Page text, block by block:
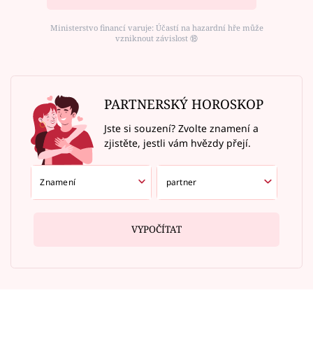
Ministerstvo financí varuje: Účastí na hazardní hře může
vzniknout závislost ⑱
PARTNERSKÝ HOROSKOP
Jste si souzení? Zvolte znamení a
zjistěte, jestli vám hvězdy přejí.
VYPOČÍTAT